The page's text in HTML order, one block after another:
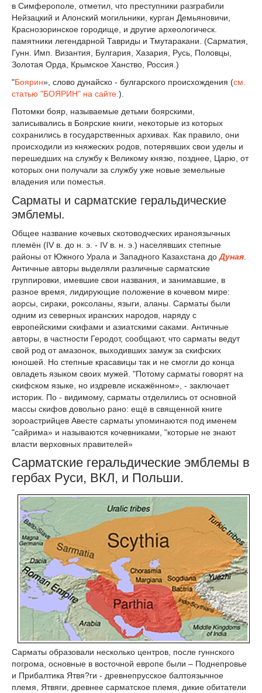
в Симферополе, отметил, что преступники разграбили
Нейзацкий и Алонский могильники, курган Демьяновичи,
Краснозоринское городище, и другие археологическ.
памятники легендарной Тавриды и Тмутаракани. (Сарматия,
Гунн. Имп. Византия, Булгария, Хазария, Русь, Половцы,
Золотая Орда, Крымское Ханство, Россия.)
"Боярин», слово дунайско - булгарского происхождения (см.
статью "БОЯРИН" на сайте. ).
Потомки бояр, называемые детьми боярскими,
записывались в Боярские книги, некоторые из которых
сохранились в государственных архивах. Как правило, они
происходили из княжеских родов, потерявших свои уделы и
перешедших на службу к Великому князю, позднее, Царю, от
которых они получали за службу уже новые земельные
владения или поместья.
Сарматы и сарматские геральдические
эмблемы.
Общее название кочевых скотоводческих ираноязычных
племён (IV в. до н. э. - IV в. н. э.) населявших степные
районы от Южного Урала и Западного Казахстана доДуная
Античные авторы выделяли различные сарматские
группировки, имевшие свои названия, и занимавшие, в
разное время, лидирующие положение в кочевом мире:
аорсы, сираки, роксоланы, языги, аланы. Сарматы были
одним из северных иранских народов, наряду с
европейскими скифами и азиатскими саками. Античные
авторы, в частности Геродот, сообщают, что сарматы ведут
свой род от амазонок, выходивших замуж за скифских
юношей. Но степные красавицы так и не смогли до конца
овладеть языком своих мужей. "Потому сарматы говорят на
скифском языке, но издревле искажённом», - заключает
историк. По - видимому, сарматы отделились от основной
массы скифов довольно рано: ещё в священной книге
зороастрийцев Авесте сарматы упоминаются под именем
"сайрима» и называются кочевниками, "которые не знают
власти верховных правителей»
Сарматские геральдические эмблемы в
гербах Руси, ВКЛ, и Польши.
Сарматы образовали несколько центров, после гуннского
погрома, основные в восточной европе были – Поднепровье
и Прибалтика Ятвя?ги - древнепрусское балтоязычное
племя, Ятвяги, древнее сарматское племя, дикие обитатели